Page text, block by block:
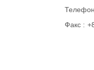
Факс :